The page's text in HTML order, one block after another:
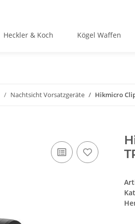
Heckler & Koch Kögel Waffen
Nachtsicht Vorsatzgeräte Hikmicro